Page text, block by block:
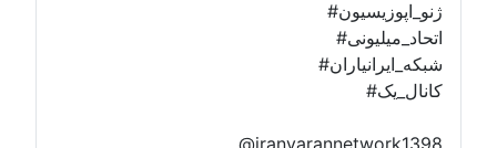
#ژنو_اپوزیسیون
#اتحاد_میلیونی
#شبکه_ایرانیاران
#کانال_یک
@iranyarannetwork1398